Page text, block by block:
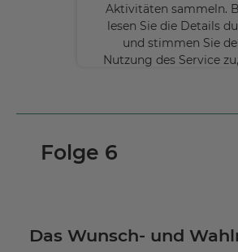
Aktivitäten sammeln.
lesen Sie die Details
und stimmen Sie
Nutzung des Service
Folge 6
Das Wunsch- und